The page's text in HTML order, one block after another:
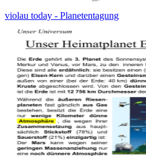
violau today - Planetentagung